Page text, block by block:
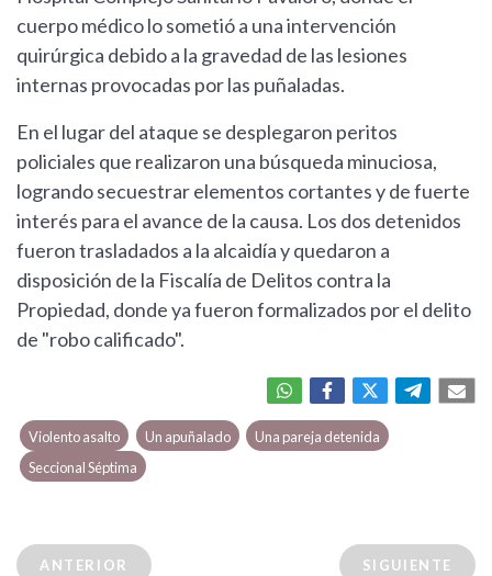
cuerpo médico lo sometió a una intervención
quirúrgica debido a la gravedad de las lesiones
internas provocadas por las puñaladas.
En el lugar del ataque se desplegaron peritos
policiales que realizaron una búsqueda minuciosa,
logrando secuestrar elementos cortantes y de fuerte
interés para el avance de la causa. Los dos detenidos
fueron trasladados a la alcaidía y quedaron a
disposición de la Fiscalía de Delitos contra la
Propiedad, donde ya fueron formalizados por el delito
de "robo calificado".
Violento asalto Un apuñalado
Una pareja detenida
Seccional Séptima
ANTERIOR SIGUIENTE